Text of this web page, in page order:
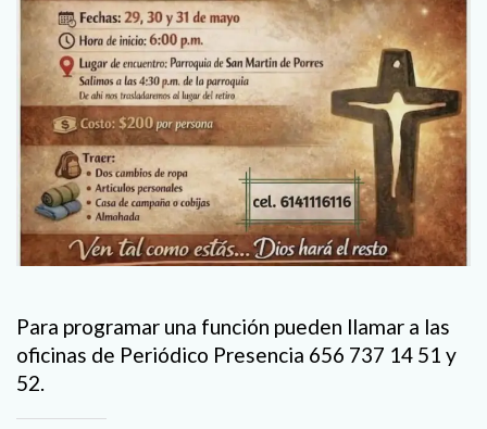
Para programar una función pueden llamar a las
oficinas de Periódico Presencia 656 737 14 51 y
52.